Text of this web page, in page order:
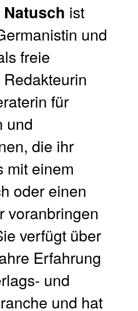
ist
und
freie
für
und
die ihr
mit einem
oder einen
voranbringen
verfügt über
Erfahrung
und
und hat